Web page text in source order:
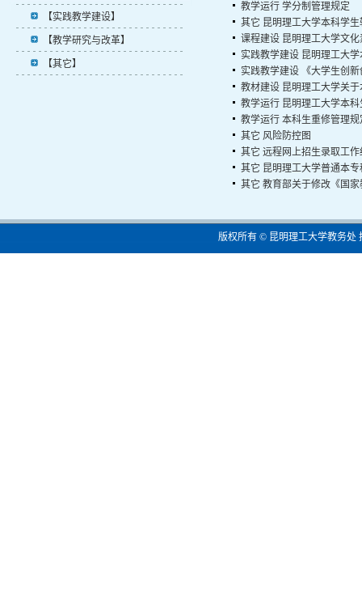
【实践教学建设】
【教学研究与改革】
【其它】
教学运行 学分制管理规定
其它 昆明理工大学本科学
课程建设 昆明理工大学文
实践教学建设 昆明理工大
实践教学建设
《大学生创
教材建设 昆明理工大学关
教学运行 昆明理工大学本
教学运行 本科生重修管理
其它 风险防控图
其它 远程网上招生录取工作
其它 昆明理工大学普通本
其它 教育部关于修改《国
版权所有 © 昆明理工大学教务处